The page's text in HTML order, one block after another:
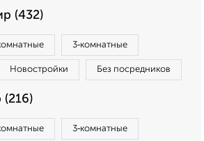
(432)
3‑комнатные
Новостройки Без посредников
(216)
3‑комнатные